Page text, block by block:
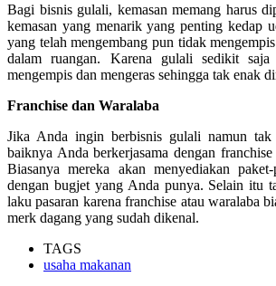
Bagi bisnis gulali, kemasan memang harus
kemasan yang menarik yang penting kedap
yang telah mengembang pun tidak
dalam ruangan. Karena gulali sedikit saja
mengempis dan mengeras sehingga tak enak
Franchise dan Waralaba
Jika Anda ingin berbisnis gulali namun
baiknya Anda berkerjasama dengan
Biasanya mereka akan menyediakan
dengan bugjet yang Anda punya. Selain itu
laku pasaran karena franchise atau waralaba
merk dagang yang sudah dikenal.
TAGS
usaha makanan